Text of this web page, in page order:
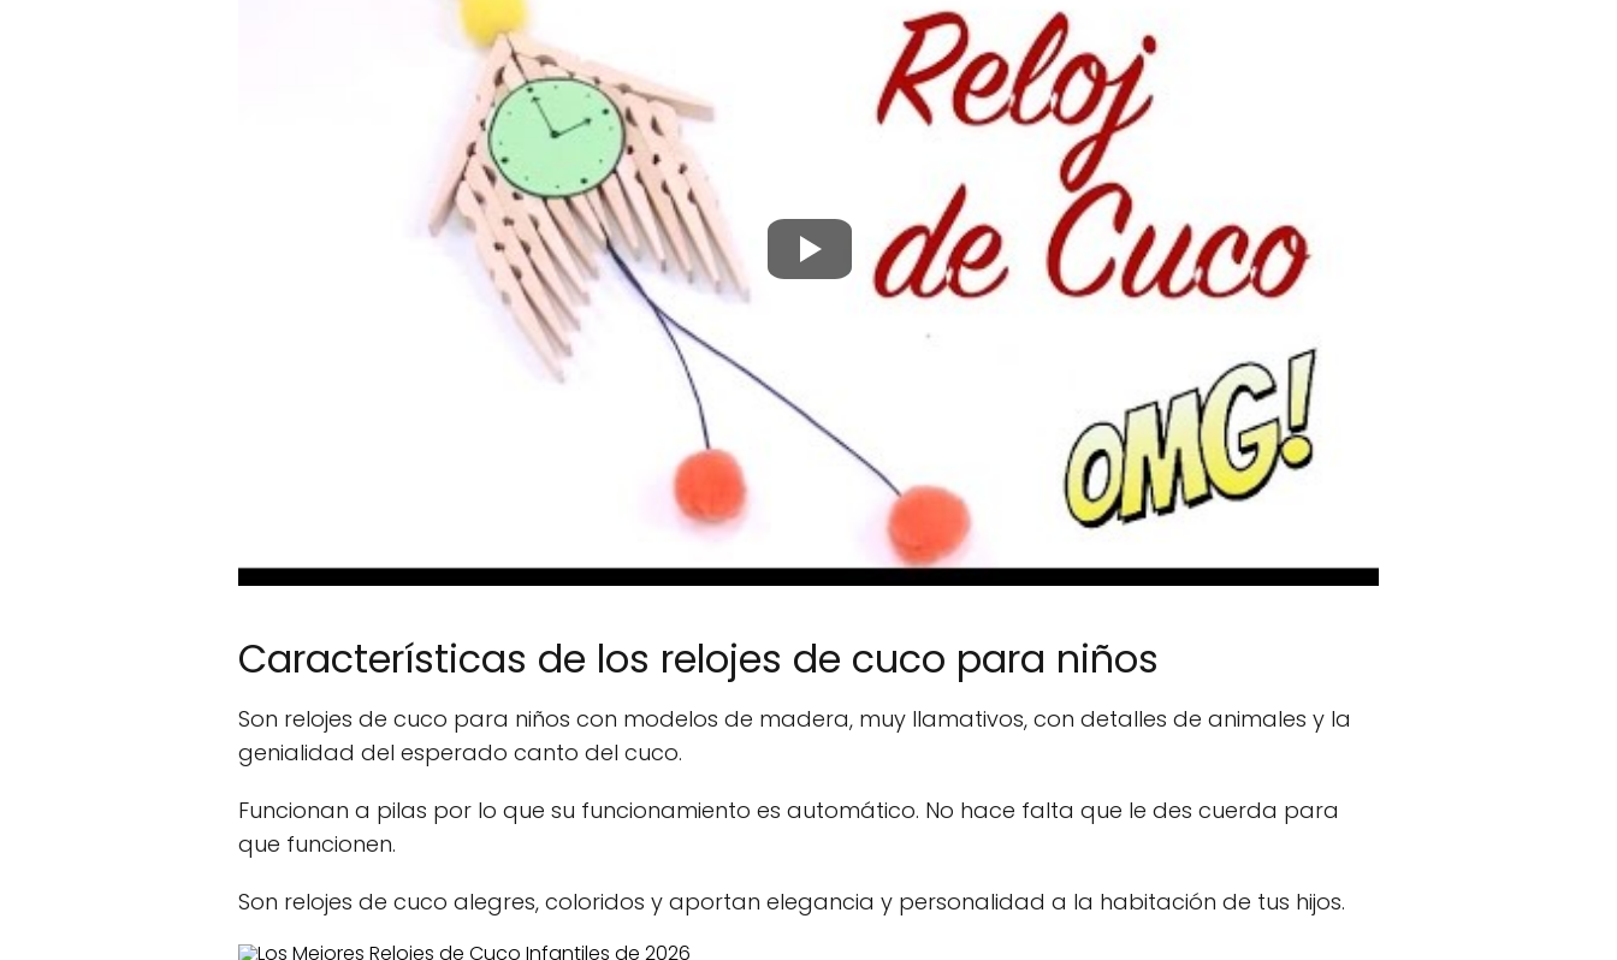
Características de los relojes de cuco para niños
Son relojes de cuco para niños con modelos de madera, muy llamativos, con detalles de animales y la
genialidad del esperado canto del cuco.
Funcionan a pilas por lo que su funcionamiento es automático. No hace falta que le des cuerda para
que funcionen.
Son relojes de cuco alegres, coloridos y aportan elegancia y personalidad a la habitación de tus hijos.